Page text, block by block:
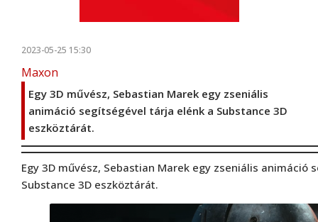
2023-05-25 15:30
Maxon
Egy 3D művész, Sebastian Marek egy zseniális
animáció segítségével tárja elénk a Substance 3D
eszköztárát.
Egy 3D művész, Sebastian Marek egy zseniális animáció
Substance 3D eszköztárát.